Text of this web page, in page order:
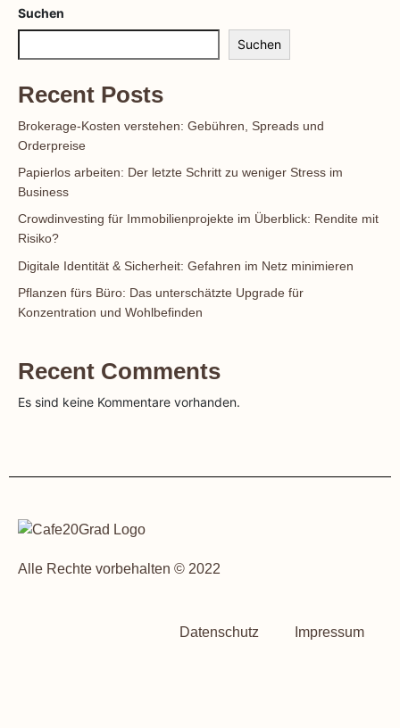
Suchen
Suchen
Recent Posts
Brokerage-Kosten verstehen: Gebühren, Spreads und
Orderpreise
Papierlos arbeiten: Der letzte Schritt zu weniger Stress im
Business
Crowdinvesting für Immobilienprojekte im Überblick: Rendite mit
Risiko?
Digitale Identität & Sicherheit: Gefahren im Netz minimieren
Pflanzen fürs Büro: Das unterschätzte Upgrade für
Konzentration und Wohlbefinden
Recent Comments
Es sind keine Kommentare vorhanden.
Alle Rechte vorbehalten © 2022
Datenschutz Impressum